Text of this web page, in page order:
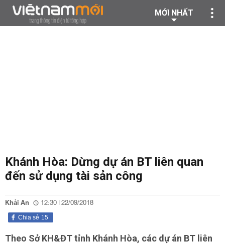
MỚI NHẤT
Khánh Hòa: Dừng dự án BT liên quan
đến sử dụng tài sản công
Khải An 12:30 | 22/09/2018
15
Chia sẻ
Theo Sở KH&ĐT tỉnh Khánh Hòa, các dự án BT liên